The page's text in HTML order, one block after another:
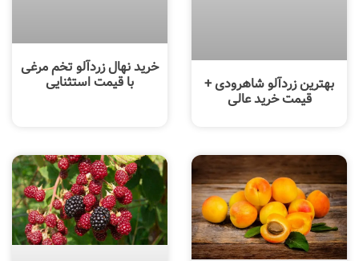
بهترین زردآلو شاهرودی +
قیمت خرید عالی
خرید نهال زردآلو تخم مرغی
با قیمت استثنایی